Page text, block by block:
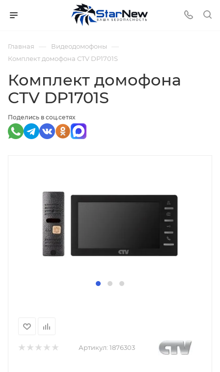
Главная — Видеодомофоны —
Комплект домофона CTV DP1701S
Поделись в соц.сетях
Комплект домофона
CTV DP1701S
Артикул: 1876303